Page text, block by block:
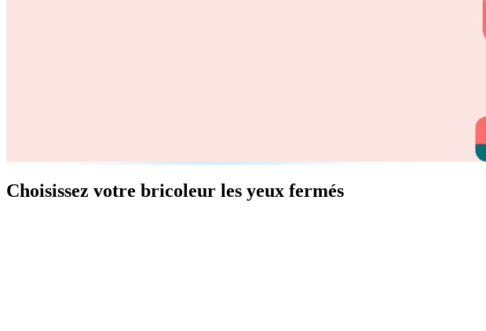
Choisissez votre bricoleur les yeux fermés